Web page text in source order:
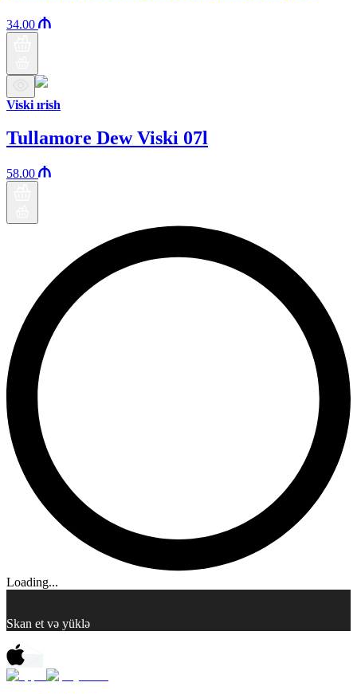
34.00
Viski ırish
Tullamore Dew Viski 07l
58.00
Loading...
Skan et və yüklə